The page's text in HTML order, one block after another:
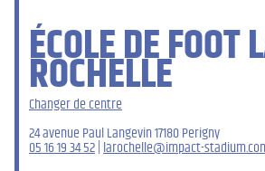
ÉCOLE DE FOOT
ROCHELLE
Changer de centre
24 avenue Paul Langevin 17180 Perigny
05 16 19 34 52
larochelle@impact-